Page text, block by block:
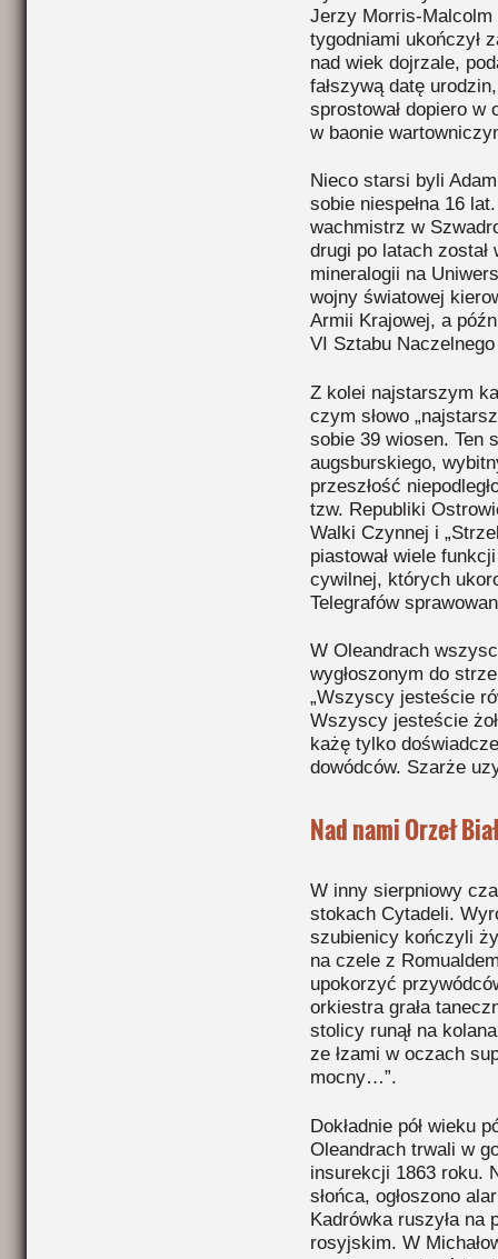
Jerzy Morris-Malcolm
tygodniami ukończył
nad wiek dojrzale,
fałszywą datę
sprostował dopiero w
w baonie
Nieco starsi byli
sobie niespełna 16
wachmistrz w
drugi po latach
mineralogii na
wojny światowej
Armii Krajowej, a
VI Sztabu
Z kolei najstarszym
czym słowo
sobie 39 wiosen. Ten
augsburskiego,
przeszłość
tzw. Republiki
Walki Czynnej i
piastował wiele
cywilnej, których
Telegrafów
W Oleandrach
wygłoszonym do
„Wszyscy jesteście
Wszyscy jesteście
każę tylko
dowódców. Szarże
Nad nami Orzeł
W inny sierpniowy
stokach Cytadeli.
szubienicy kończyli
na czele z
upokorzyć
orkiestra grała
stolicy runął na
ze łzami w oczach
mocny…”.
Dokładnie pół wieku
Oleandrach trwali w
insurekcji 1863 roku.
słońca, ogłoszono
Kadrówka ruszyła na
rosyjskim. W